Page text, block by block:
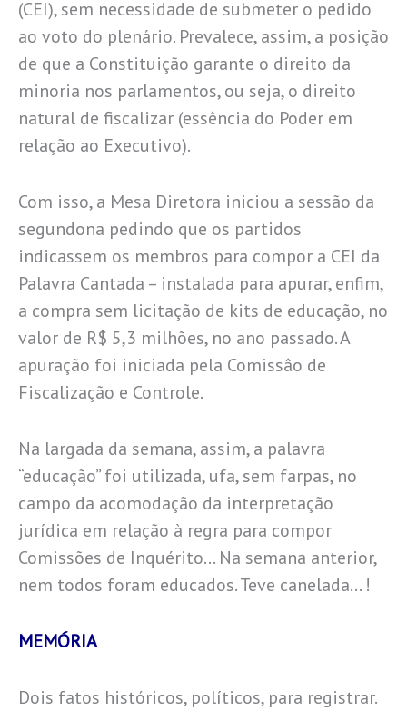
(CEI), sem necessidade de submeter o pedido
ao voto do plenário. Prevalece, assim, a posição
de que a Constituição garante o direito da
minoria nos parlamentos, ou seja, o direito
natural de fiscalizar (essência do Poder em
relação ao Executivo).
Com isso, a Mesa Diretora iniciou a sessão da
segundona pedindo que os partidos
indicassem os membros para compor a CEI da
Palavra Cantada – instalada para apurar, enfim,
a compra sem licitação de kits de educação, no
valor de R$ 5,3 milhões, no ano passado. A
apuração foi iniciada pela Comissâo de
Fiscalização e Controle.
Na largada da semana, assim, a palavra
“educação” foi utilizada, ufa, sem farpas, no
campo da acomodação da interpretação
jurídica em relação à regra para compor
Comissões de Inquérito… Na semana anterior,
nem todos foram educados. Teve canelada… !
MEMÓRIA
Dois fatos históricos, políticos, para registrar.